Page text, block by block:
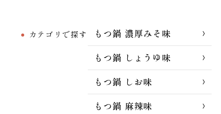
カテゴリで探す
もつ鍋 濃厚みそ味
もつ鍋 しょうゆ味
もつ鍋 しお味
もつ鍋 麻辣味